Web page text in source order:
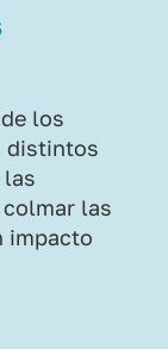
los
distintos
las
las
impacto